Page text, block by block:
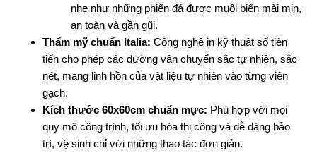
nhẹ như những phiến đá được muối biển mài mịn,
an toàn và gần gũi.
Thẩm mỹ chuẩn Italia: Công nghệ in kỹ thuật số tiên
tiến cho phép các đường vân chuyển sắc tự nhiên, sắc
nét, mang linh hồn của vật liệu tự nhiên vào từng viên
gạch.
Kích thước 60x60cm chuẩn mực: Phù hợp với mọi
quy mô công trình, tối ưu hóa thi công và dễ dàng bảo
trì, vệ sinh chỉ với những thao tác đơn giản.